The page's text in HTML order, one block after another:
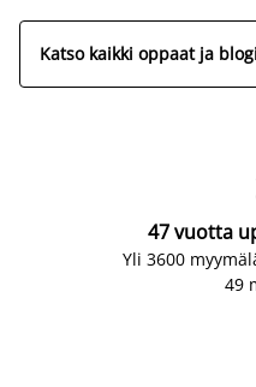
Katso kaikki oppaat ja
47 vuotta
Yli 3600
49